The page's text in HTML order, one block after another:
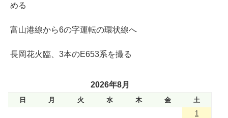
める
富山港線から6の字運転の環状線へ
長岡花火臨、3本のE653系を撮る
2026年8月
日 月 火 水 木 金
土
1